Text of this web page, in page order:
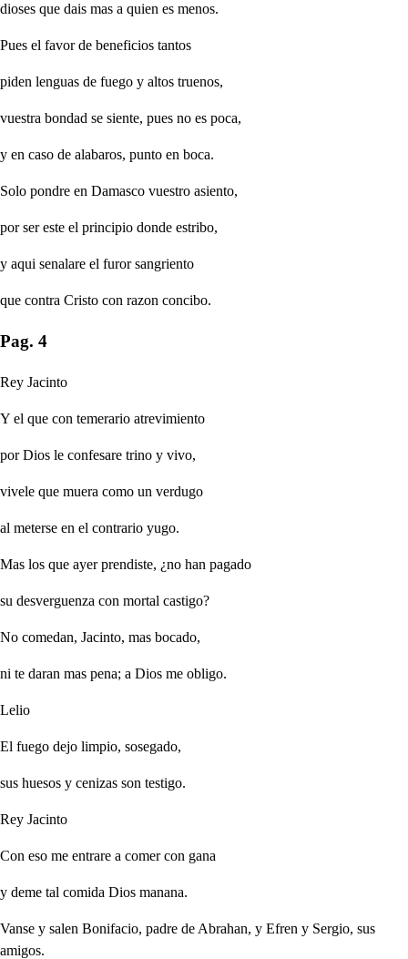
dioses que dais mas a quien es menos.
Pues el favor de beneficios tantos
piden lenguas de fuego y altos truenos,
vuestra bondad se siente, pues no es poca,
y en caso de alabaros, punto en boca.
Solo pondre en Damasco vuestro asiento,
por ser este el principio donde estribo,
y aqui senalare el furor sangriento
que contra Cristo con razon concibo.
Pag. 4
Rey Jacinto
Y el que con temerario atrevimiento
por Dios le confesare trino y vivo,
vivele que muera como un verdugo
al meterse en el contrario yugo.
Mas los que ayer prendiste, ¿no han pagado
su desverguenza con mortal castigo?
No comedan, Jacinto, mas bocado,
ni te daran mas pena; a Dios me obligo.
Lelio
El fuego dejo limpio, sosegado,
sus huesos y cenizas son testigo.
Rey Jacinto
Con eso me entrare a comer con gana
y deme tal comida Dios manana.
Vanse y salen Bonifacio, padre de Abrahan, y Efren y Sergio, sus
amigos.